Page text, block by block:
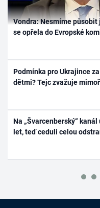
Vondra: Nesmíme
se opřela do Evropské
Podmínka pro Ukrajince
dětmi? Tejc zvažuje
Na „Švarcenberský“
let, teď ceduli celou